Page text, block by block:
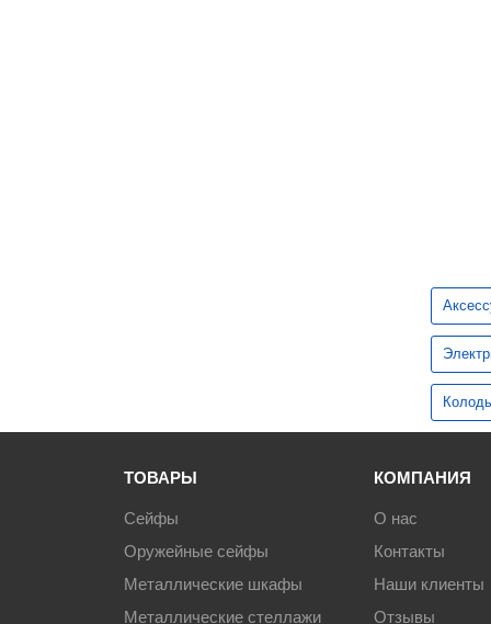
ТОВАРЫ
Сейфы
Оружейные сейфы
Металлические шкафы
Металлические стеллажи
КОМПАНИЯ
О нас
Контакты
Наши клиенты
Отзывы